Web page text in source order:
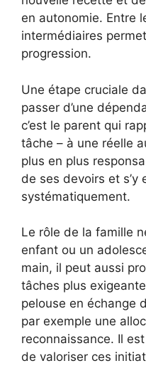
en autonomie. Entre
intermédiaires
progression.
Une étape cruciale
passer d’une
c’est le parent qui
tâche – à une réelle
plus en plus
de ses devoirs et s’y
systématiquement.
Le rôle de la famille
enfant ou un
main, il peut aussi
tâches plus
pelouse en échange
par exemple une
reconnaissance. Il
de valoriser ces